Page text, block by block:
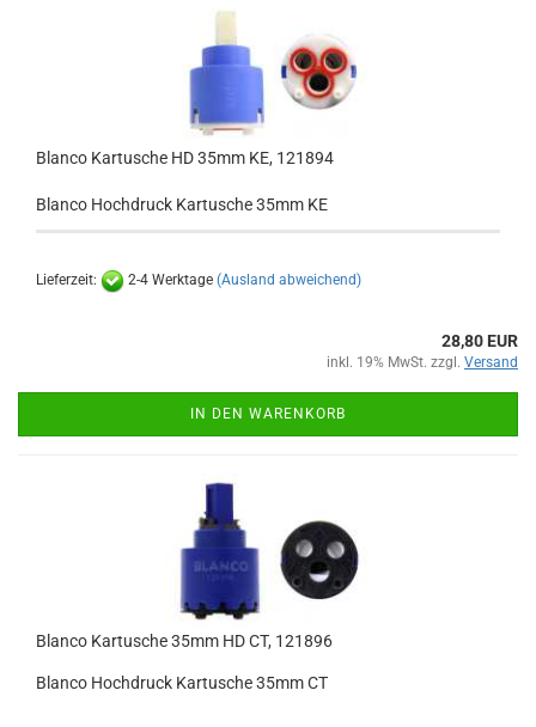
Blanco Kartusche HD 35mm KE, 121894
Blanco Hochdruck Kartusche 35mm KE
Lieferzeit: 2-4 Werktage (Ausland abweichend)
28,80 EUR
inkl. 19% MwSt. zzgl. Versand
IN DEN WARENKORB
Blanco Kartusche 35mm HD CT, 121896
Blanco Hochdruck Kartusche 35mm CT